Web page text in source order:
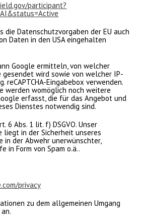
participant?
die Datenschutzvorgaben der EU auch
Daten in den USA eingehalten
Google ermitteln, von welcher
gesendet wird sowie von welcher IP-
reCAPTCHA-Eingabebox verwenden.
werden womöglich noch weitere
erfasst, die für das Angebot und
Dienstes notwendig sind.
6 Abs. 1 lit. f) DSGVO. Unser
in der Sicherheit unseres
der Abwehr unerwünschter,
in Form von Spam o.ä..
privacy
zu dem allgemeinen Umgang